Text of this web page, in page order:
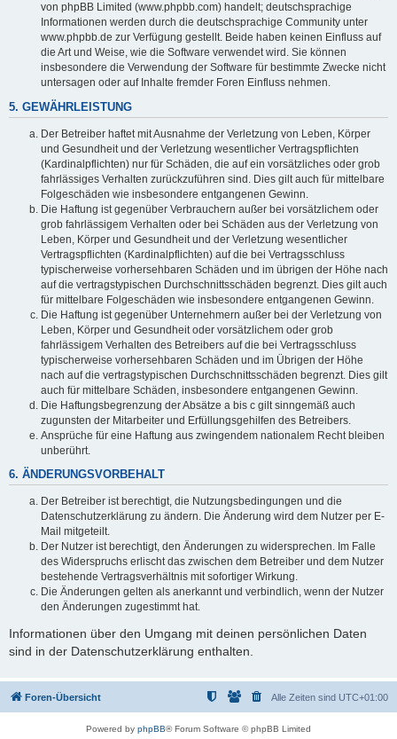
von phpBB Limited (www.phpbb.com) handelt; deutschsprachige
Informationen werden durch die deutschsprachige Community unter
www.phpbb.de zur Verfügung gestellt. Beide haben keinen Einfluss auf
die Art und Weise, wie die Software verwendet wird. Sie können
insbesondere die Verwendung der Software für bestimmte Zwecke nicht
untersagen oder auf Inhalte fremder Foren Einfluss nehmen.
5. GEWÄHRLEISTUNG
Der Betreiber haftet mit Ausnahme der Verletzung von Leben, Körper
und Gesundheit und der Verletzung wesentlicher Vertragspflichten
(Kardinalpflichten) nur für Schäden, die auf ein vorsätzliches oder grob
fahrlässiges Verhalten zurückzuführen sind. Dies gilt auch für mittelbare
Folgeschäden wie insbesondere entgangenen Gewinn.
Die Haftung ist gegenüber Verbrauchern außer bei vorsätzlichem oder
grob fahrlässigem Verhalten oder bei Schäden aus der Verletzung von
Leben, Körper und Gesundheit und der Verletzung wesentlicher
Vertragspflichten (Kardinalpflichten) auf die bei Vertragsschluss
typischerweise vorhersehbaren Schäden und im übrigen der Höhe nach
auf die vertragstypischen Durchschnittsschäden begrenzt. Dies gilt auch
für mittelbare Folgeschäden wie insbesondere entgangenen Gewinn.
Die Haftung ist gegenüber Unternehmern außer bei der Verletzung von
Leben, Körper und Gesundheit oder vorsätzlichem oder grob
fahrlässigem Verhalten des Betreibers auf die bei Vertragsschluss
typischerweise vorhersehbaren Schäden und im Übrigen der Höhe
nach auf die vertragstypischen Durchschnittsschäden begrenzt. Dies gilt
auch für mittelbare Schäden, insbesondere entgangenen Gewinn.
Die Haftungsbegrenzung der Absätze a bis c gilt sinngemäß auch
zugunsten der Mitarbeiter und Erfüllungsgehilfen des Betreibers.
Ansprüche für eine Haftung aus zwingendem nationalem Recht bleiben
unberührt.
6. ÄNDERUNGSVORBEHALT
Der Betreiber ist berechtigt, die Nutzungsbedingungen und die
Datenschutzerklärung zu ändern. Die Änderung wird dem Nutzer per E-
Mail mitgeteilt.
Der Nutzer ist berechtigt, den Änderungen zu widersprechen. Im Falle
des Widerspruchs erlischt das zwischen dem Betreiber und dem Nutzer
bestehende Vertragsverhältnis mit sofortiger Wirkung.
Die Änderungen gelten als anerkannt und verbindlich, wenn der Nutzer
den Änderungen zugestimmt hat.
Informationen über den Umgang mit deinen persönlichen Daten
sind in der Datenschutzerklärung enthalten.
Foren-Übersicht Alle Zeiten sind UTC+01:00
Powered by phpBB® Forum Software © phpBB Limited